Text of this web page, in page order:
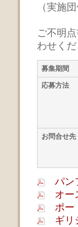
（実施
ご不明
わせくだ
募集期間
応募方法
お問合せ先
パン
オー
ポー
ギリ